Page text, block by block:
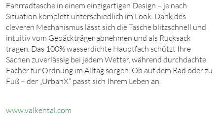
Fahrradtasche in einem einzigartigen Design – je nach
Situation komplett unterschiedlich im Look. Dank des
cleveren Mechanismus lässt sich die Tasche blitzschnell und
intuitiv vom Gepäckträger abnehmen und als Rucksack
tragen. Das 100% wasserdichte Hauptfach schützt Ihre
Sachen zuverlässig bei jedem Wetter, während durchdachte
Fächer für Ordnung im Alltag sorgen. Ob auf dem Rad oder zu
Fuß – der „UrbanX“ passt sich Ihrem Leben an.
www.valkental.com